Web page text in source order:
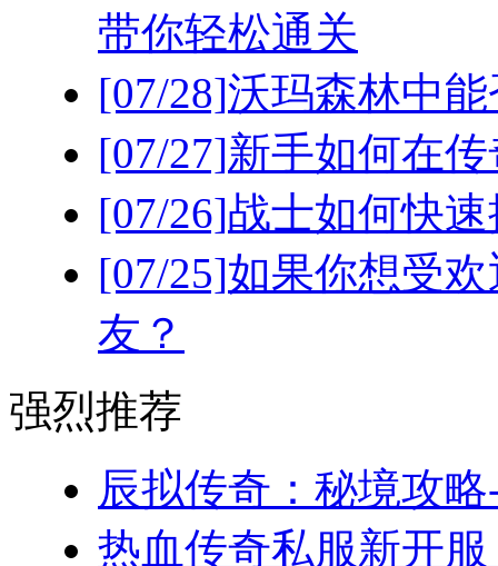
带你轻松通关
[07/28]沃玛森林中
[07/27]新手如何在
[07/26]战士如何快
[07/25]如果你想受
友？
强烈推荐
辰拟传奇：秘境攻
热血传奇私服新开